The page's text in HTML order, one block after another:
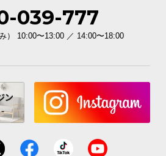
039-777
） 10:00〜13:00 ／ 14:00〜18:00